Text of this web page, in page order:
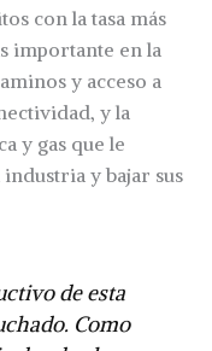
con la tasa más
importante en la
y acceso a
y la
y gas que le
y bajar sus
de esta
Como